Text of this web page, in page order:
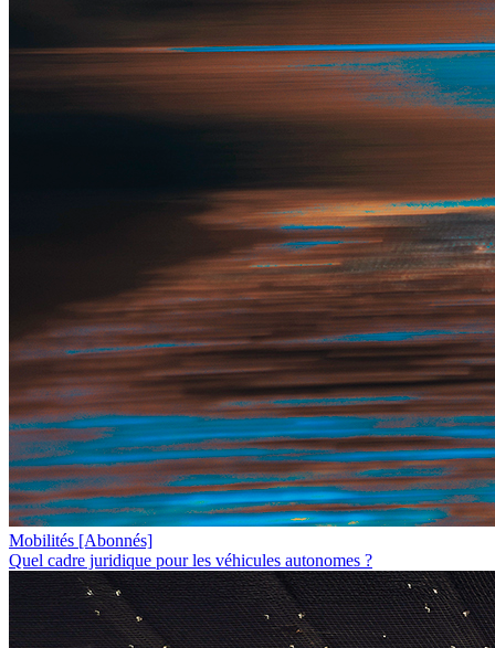
Mobilités [Abonnés]
Quel cadre juridique pour les véhicules autonomes ?